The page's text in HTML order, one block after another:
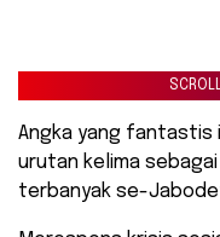
Angka yang fantastis
urutan kelima
terbanyak se-